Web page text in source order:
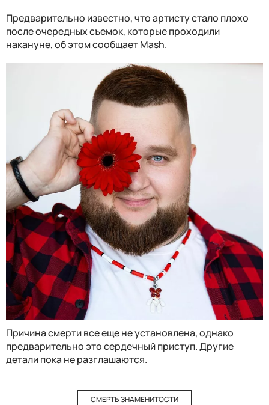
Предварительно известно, что артисту стало плохо
после очередных съемок, которые проходили
накануне, об этом сообщает Mash.
Причина смерти все еще не установлена, однако
предварительно это сердечный приступ. Другие
детали пока не разглашаются.
СМЕРТЬ ЗНАМЕНИТОСТИ